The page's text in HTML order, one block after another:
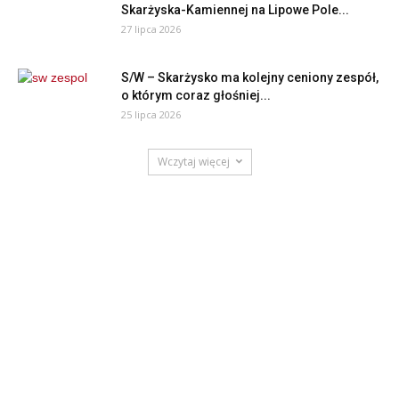
Skarżyska-Kamiennej na Lipowe Pole...
27 lipca 2026
S/W – Skarżysko ma kolejny ceniony zespół,
o którym coraz głośniej...
25 lipca 2026
Wczytaj więcej